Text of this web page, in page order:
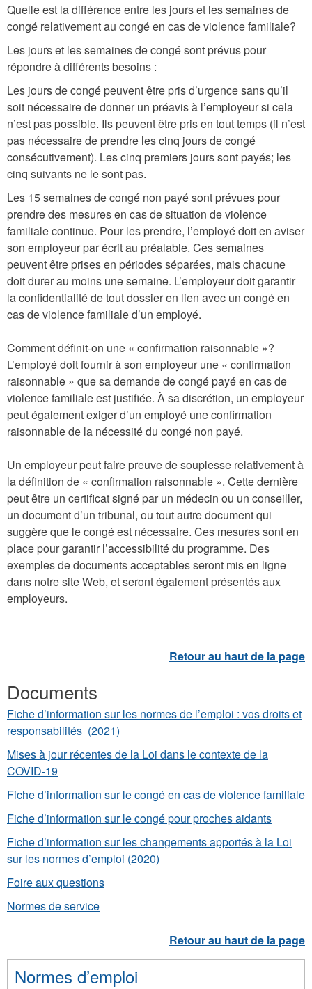
Quelle est la différence entre les jours et les semaines de
congé relativement au congé en cas de violence familiale?
Les jours et les semaines de congé sont prévus pour
répondre à différents besoins :
Les jours de congé peuvent être pris d’urgence sans qu’il
soit nécessaire de donner un préavis à l’employeur si cela
n’est pas possible. Ils peuvent être pris en tout temps (il n’est
pas nécessaire de prendre les cinq jours de congé
consécutivement). Les cinq premiers jours sont payés; les
cinq suivants ne le sont pas.
Les 15 semaines de congé non payé sont prévues pour
prendre des mesures en cas de situation de violence
familiale continue. Pour les prendre, l’employé doit en aviser
son employeur par écrit au préalable. Ces semaines
peuvent être prises en périodes séparées, mais chacune
doit durer au moins une semaine. L’employeur doit garantir
la confidentialité de tout dossier en lien avec un congé en
cas de violence familiale d’un employé.
Comment définit-on une « confirmation raisonnable »?
L’employé doit fournir à son employeur une « confirmation
raisonnable » que sa demande de congé payé en cas de
violence familiale est justifiée. À sa discrétion, un employeur
peut également exiger d’un employé une confirmation
raisonnable de la nécessité du congé non payé.
Un employeur peut faire preuve de souplesse relativement à
la définition de « confirmation raisonnable ». Cette dernière
peut être un certificat signé par un médecin ou un conseiller,
un document d’un tribunal, ou tout autre document qui
suggère que le congé est nécessaire. Ces mesures sont en
place pour garantir l’accessibilité du programme. Des
exemples de documents acceptables seront mis en ligne
dans notre site Web, et seront également présentés aux
employeurs.
Documents
Fiche d’information sur les normes de l’emploi : vos droits et
responsabilités (2021)
Mises à jour récentes de la Loi dans le contexte de la
COVID-19
Fiche d’information sur le congé en cas de violence familiale
Fiche d’information sur le congé pour proches aidants
Fiche d’information sur les changements apportés à la Loi
sur les normes d’emploi (2020)
Foire aux questions
Normes de service
Normes d’emploi